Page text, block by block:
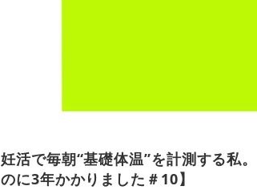
妊活で毎朝“基礎体温”を計測する私
のに3年かかりました＃10】